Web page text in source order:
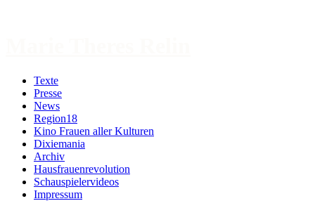
Texte
Presse
News
Region18
Kino Frauen aller Kulturen
Dixiemania
Archiv
Hausfrauenrevolution
Schauspielervideos
Impressum